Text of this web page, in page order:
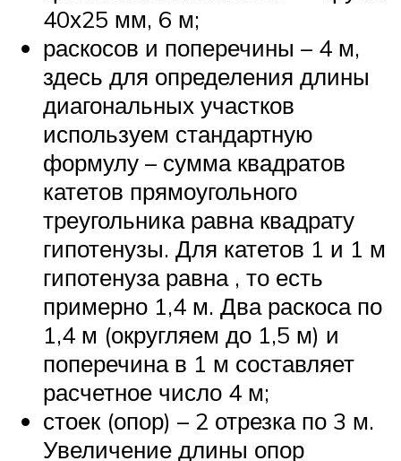
40х25 мм, 6 м;
раскосов и поперечины – 4 м,
здесь для определения длины
диагональных участков
используем стандартную
формулу – сумма квадратов
катетов прямоугольного
треугольника равна квадрату
гипотенузы. Для катетов 1 и 1 м
гипотенуза равна , то есть
примерно 1,4 м. Два раскоса по
1,4 м (округляем до 1,5 м) и
поперечина в 1 м составляет
расчетное число 4 м;
стоек (опор) – 2 отрезка по 3 м.
Увеличение длины опор